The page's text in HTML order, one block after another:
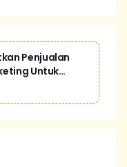
Penjualan
Untuk